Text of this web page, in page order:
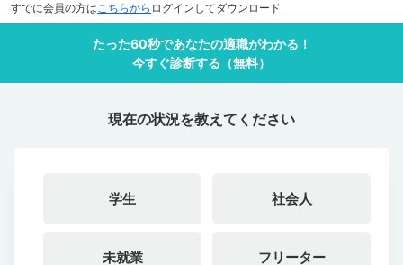
すでに会員の方はこちらから ログインしてダウンロード
たった60秒であなたの適職がわかる！
今すぐ診断する（無料）
現在の状況を教えてください
学生 社会人
未就業 フリーター